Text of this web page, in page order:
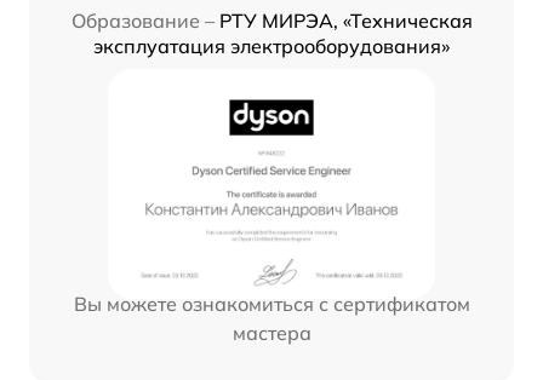
Образование – РТУ МИРЭА, «Техническая
эксплуатация электрооборудования»
Вы можете ознакомиться с сертификатом
мастера